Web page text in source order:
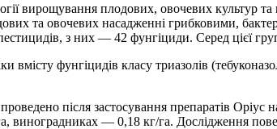
вирощування плодових, овочевих культур
та овочевих насадженні грибковими,
з них — 42 фунгіциди. Серед цієї
вмісту фунгіцидів класу триазолів
після застосування препаратів
виноградниках — 0,18 кг/га. Дослідження